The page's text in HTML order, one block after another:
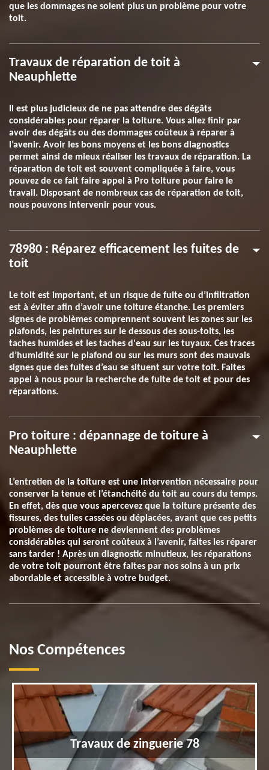
que les dommages ne soient plus un problème pour votre
toit.
Travaux de réparation de toit à
Neauphlette
Il est plus judicieux de ne pas attendre des dégâts
considérables pour réparer la toiture. Vous allez finir par
avoir des dégâts ou des dommages coûteux à réparer à
l’avenir. Avoir les bons moyens et les bons diagnostics
permet ainsi de mieux réaliser les travaux de réparation. La
réparation de toit est souvent compliquée à faire, vous
pouvez de ce fait faire appel à Pro toiture pour faire le
travail. Disposant de nombreux cas de réparation de toit,
nous pouvons intervenir pour vous.
78980 : Réparez efficacement les fuites de
toit
Le toit est important, et un risque de fuite ou d’infiltration
est à éviter afin d’avoir une toiture étanche. Les premiers
signes de problèmes comprennent souvent les zones sur les
plafonds, les peintures sur le dessous des sous-toits, les
taches humides et les taches d'eau sur les tuyaux. Ces traces
d’humidité sur le plafond ou sur les murs sont des mauvais
signes que des fuites d’eau se situent sur votre toit. Faites
appel à nous pour la recherche de fuite de toit et pour des
réparations.
Pro toiture : dépannage de toiture à
Neauphlette
L’entretien de la toiture est une intervention nécessaire pour
conserver la tenue et l’étanchéité du toit au cours du temps.
En effet, dès que vous apercevez que la toiture présente des
fissures, des tuiles cassées ou déplacées, avant que ces petits
problèmes de toiture ne deviennent des problèmes
considérables qui seront coûteux à l’avenir, faites les réparer
sans tarder ! Après un diagnostic minutieux, les réparations
de votre toit pourront être faites par nos soins à un prix
abordable et accessible à votre budget.
Nos Compétences
Travaux de zinguerie 78